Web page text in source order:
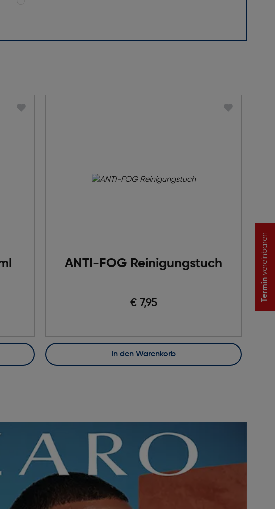
ANTI-FOG Reinigungstuch
€ 7,95
In den Warenkorb
Termin
vereinbaren